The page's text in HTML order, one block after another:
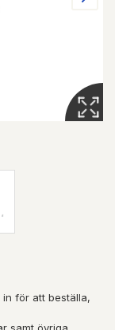
för att beställa,
samt övriga